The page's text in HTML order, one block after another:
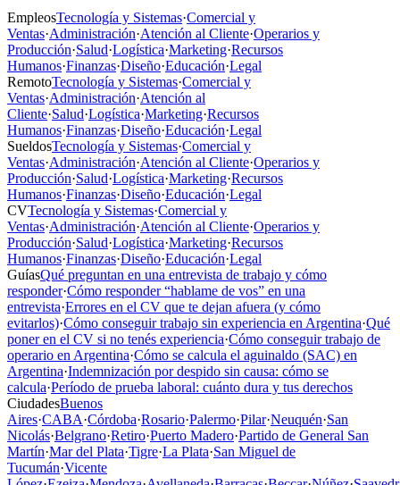
EmpleosTecnología y Sistemas·Comercial y
Ventas·Administración·Atención al Cliente·Operarios y
Producción·Salud·Logística·Marketing·Recursos
Humanos·Finanzas·Diseño·Educación·Legal
RemotoTecnología y Sistemas·Comercial y
Ventas·Administración·Atención al
Cliente·Salud·Logística·Marketing·Recursos
Humanos·Finanzas·Diseño·Educación·Legal
SueldosTecnología y Sistemas·Comercial y
Ventas·Administración·Atención al Cliente·Operarios y
Producción·Salud·Logística·Marketing·Recursos
Humanos·Finanzas·Diseño·Educación·Legal
CVTecnología y Sistemas·Comercial y
Ventas·Administración·Atención al Cliente·Operarios y
Producción·Salud·Logística·Marketing·Recursos
Humanos·Finanzas·Diseño·Educación·Legal
GuíasQué preguntan en una entrevista de trabajo y cómo
responder·Cómo responder “hablame de vos” en una
entrevista·Errores en el CV que te dejan afuera (y cómo
evitarlos)·Cómo conseguir trabajo sin experiencia en Argentina·Qué
poner en el CV si no tenés experiencia·Cómo conseguir trabajo de
operario en Argentina·Cómo se calcula el aguinaldo (SAC) en
Argentina·Indemnización por despido sin causa: cómo se
calcula·Período de prueba laboral: cuánto dura y tus derechos
CiudadesBuenos
Aires·CABA·Córdoba·Rosario·Palermo·Pilar·Neuquén·San
Nicolás·Belgrano·Retiro·Puerto Madero·Partido de General San
Martín·Mar del Plata·Tigre·La Plata·San Miguel de
Tucumán·Vicente